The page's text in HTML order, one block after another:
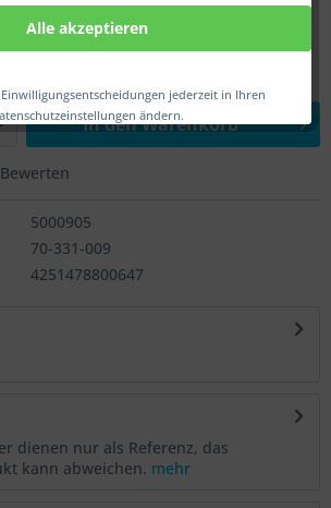
Alle akzeptieren
jederzeit in Ihren
ändern.
In denWarenkorb
Bewerten
5000905
70-331-009
4251478800647
dienen nur als Referenz, das
kann abweichen. mehr